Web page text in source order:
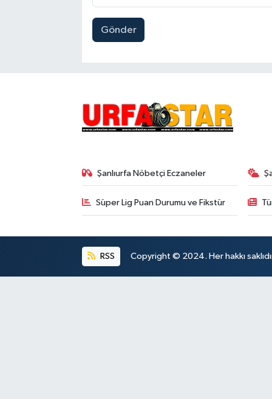
Gönder
Şanlıurfa Nöbetçi Eczaneler
Süper Lig Puan Durumu ve Fikstür
RSS Copyright © 2024. Her hakkı